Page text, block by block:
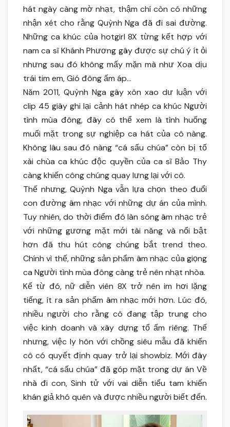
hát ngày càng mờ nhạt, thậm chí còn có những
nhận xét cho rằng Quỳnh Nga đã đi sai đường.
Những ca khúc của hotgirl 8X từng kết hợp với
nam ca sĩ Khánh Phương gây được sự chú ý ít ỏi
nhưng sau đó không mấy mặn mà như Xoa dịu
trái tim em, Gió đông ấm áp…
Năm 2011, Quỳnh Nga gây xôn xao dư luận với
clip 45 giây ghi lại cảnh hát nhép ca khúc Người
tình mùa đông, đây có thể xem là tình huống
muối mặt trong sự nghiệp ca hát của cô nàng.
Không lâu sau đó nàng “cá sấu chúa” còn bị tố
xài chùa ca khúc độc quyền của ca sĩ Bảo Thy
càng khiến công chúng quay lưng lại với cô.
Thế nhưng, Quỳnh Nga vẫn lựa chọn theo đuổi
con đường âm nhạc với những dự án của mình.
Tuy nhiên, do thời điểm đó làn sóng âm nhạc trẻ
với những gương mặt mới tài năng và nổi bật
hơn đã thu hút công chúng bắt trend theo.
Chính vì thế, những sản phẩm âm nhạc của giọng
ca Người tình mùa đông càng trẻ nên nhạt nhòa.
Kể từ đó, nữ diễn viên 8X trở nên im hơi lặng
tiếng, ít ra sản phẩm âm nhạc mới hơn. Lúc đó,
nhiều người cho rằng cô đang tập trung cho
việc kinh doanh và xây dựng tổ ấm riêng. Thế
nhưng, việc ly hôn với chồng siêu mẫu đã khiến
cô có quyết định quay trở lại showbiz. Mới đây
nhất, “cá sấu chúa” đã góp mặt trong dự án Về
nhà đi con, Sinh tử với vai diễn tiểu tam khiến
khán giả khó quên và được nhiều người biết đến.